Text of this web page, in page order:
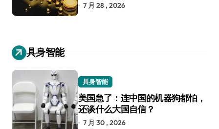
7 月 28 , 2026
具身智能
具身智能
美国急了：连中国的机器狗都怕，
还谈什么大国自信？
7 月 30 , 2026